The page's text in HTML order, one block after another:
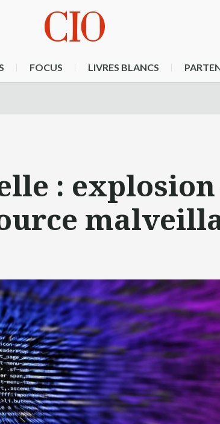
FOCUS LIVRES BLANCS
: explosion